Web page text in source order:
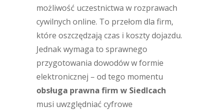
możliwość uczestnictwa w rozprawach
cywilnych online. To przełom dla firm,
które oszczędzają czas i koszty dojazdu.
Jednak wymaga to sprawnego
przygotowania dowodów w formie
elektronicznej – od tego momentu
obsługa prawna firm w Siedlcach
musi uwzględniać cyfrowe